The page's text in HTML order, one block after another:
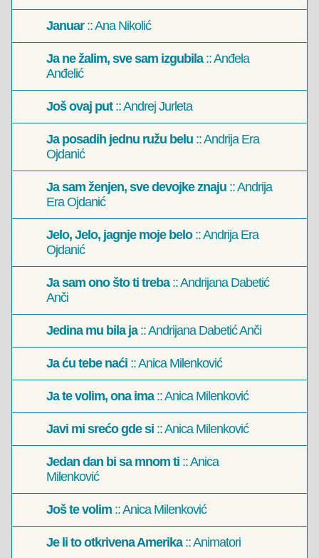
Januar:: Ana Nikolić
Ja ne žalim, sve sam izgubila:: Anđela
Anđelić
Još ovaj put:: Andrej Jurleta
Ja posadih jednu ružu belu :: Andrija Era
Ojdanić
Ja sam ženjen, sve devojke znaju :: Andrija
Era Ojdanić
Jelo, Jelo, jagnje moje belo:: Andrija Era
Ojdanić
Ja sam ono što ti treba:: Andrijana Dabetić
Anči
Jedina mu bila ja:: Andrijana Dabetić Anči
Ja ću tebe naći :: Anica Milenković
Ja te volim, ona ima:: Anica Milenković
Javi mi srećo gde si :: Anica Milenković
Jedan dan bi sa mnom ti :: Anica
Milenković
Još te volim :: Anica Milenković
Je li to otkrivena Amerika:: Animatori